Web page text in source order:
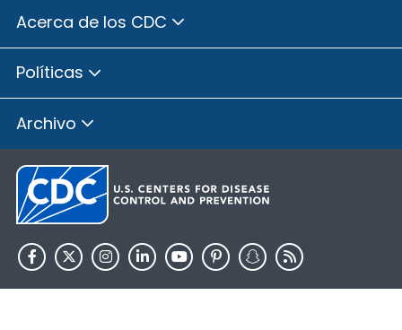
Acerca de los CDC
Políticas
Archivo